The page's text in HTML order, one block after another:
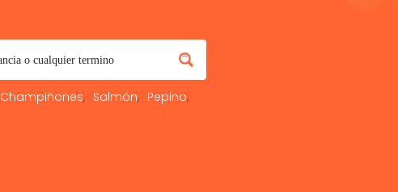
Champiñones Salmón
Pepino